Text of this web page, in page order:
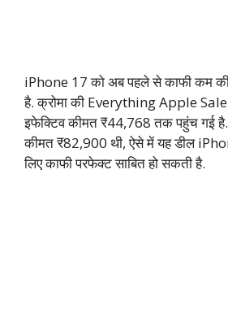
iPhone 17 को अब पहले से काफी कम
है. क्रोमा की Everything Apple Sale
इफेक्टिव कीमत ₹44,768 तक पहुंच गई
कीमत ₹82,900 थी, ऐसे में यह डील
लिए काफी परफेक्ट साबित हो सकती है.